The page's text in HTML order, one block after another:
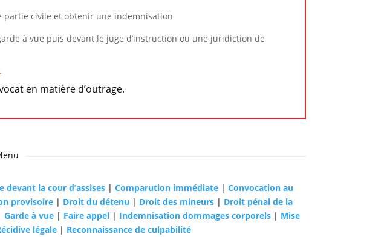
partie civile et obtenir une indemnisation
à vue puis devant le juge d’instruction ou une juridiction de
en matière d’outrage.
devant la cour d’assises| Comparution immédiate| Convocation au
provisoire | Droit du détenu | Droit des mineurs | Droit pénal de la
Garde à vue | Faire appel | Indemnisation dommages corporels | Mise
légale | Reconnaissance de culpabilité